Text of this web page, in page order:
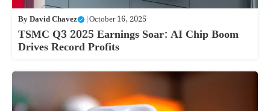
ByDavid Chavez |October 16, 2025
TSMC Q3 2025 Earnings Soar: AI Chip Boom
Drives Record Profits